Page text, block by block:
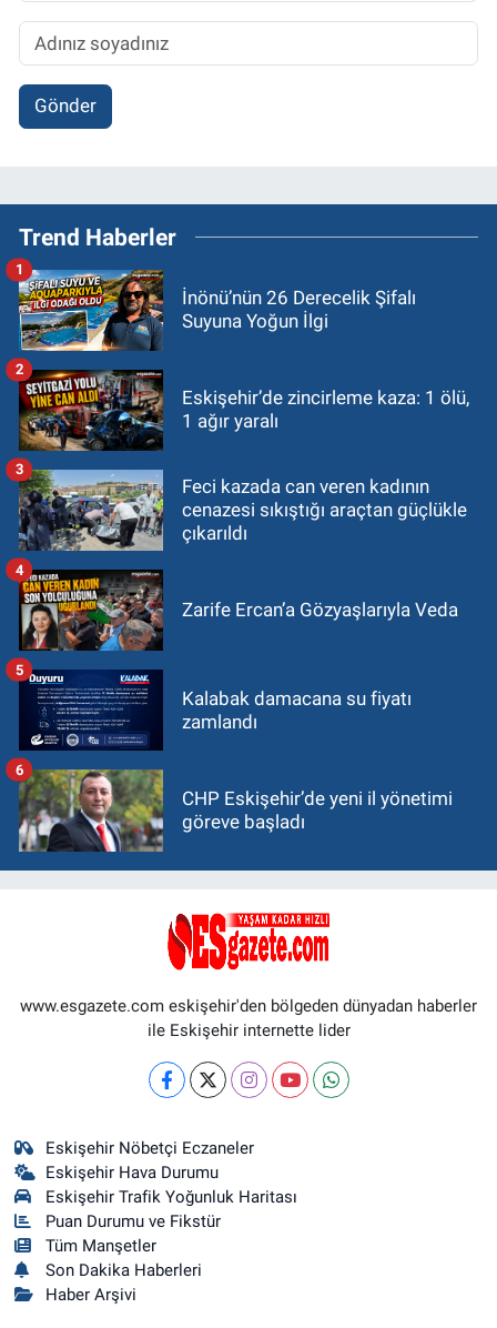
Gönder
Trend Haberler
İnönü’nün 26 Derecelik Şifalı
Suyuna Yoğun İlgi
1
Eskişehir’de zincirleme kaza: 1 ölü,
1 ağır yaralı
2
Feci kazada can veren kadının
cenazesi sıkıştığı araçtan güçlükle
çıkarıldı
3
Zarife Ercan’a Gözyaşlarıyla Veda
4
Kalabak damacana su fiyatı
zamlandı
5
CHP Eskişehir’de yeni il yönetimi
göreve başladı
6
www.esgazete.com eskişehir'den bölgeden dünyadan haberler
ile Eskişehir internette lider
Eskişehir Nöbetçi Eczaneler
Eskişehir Hava Durumu
Eskişehir Trafik Yoğunluk Haritası
Puan Durumu ve Fikstür
Tüm Manşetler
Son Dakika Haberleri
Haber Arşivi